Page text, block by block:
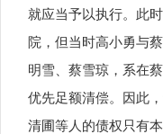
就应当予以执行。此
院，但当时高小勇与
明雪、蔡雪琼，系在
优先足额清偿。因此
清圃等人的债权只有